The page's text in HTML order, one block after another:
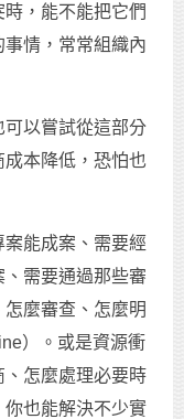
，能不能把它們
情，常常組織內
以嘗試從這部分
本降低，恐怕也
能成案、需要經
需要通過那些審
麼審查、怎麼明
）。或是資源衝
怎麼處理必要時
也能解決不少實